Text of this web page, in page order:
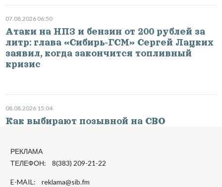
07.08.2026 06:50
Атаки на НПЗ и бензин от 200 рублей за
литр: глава «Сибирь-ГСМ» Сергей Лацких
заявил, когда закончится топливный
кризис
08.08.2026 15:04
Как выбирают позывной на СВО
РЕКЛАМА
ТЕЛЕФОН: 8(383) 209-21-22
E-MAIL: reklama@sib.fm